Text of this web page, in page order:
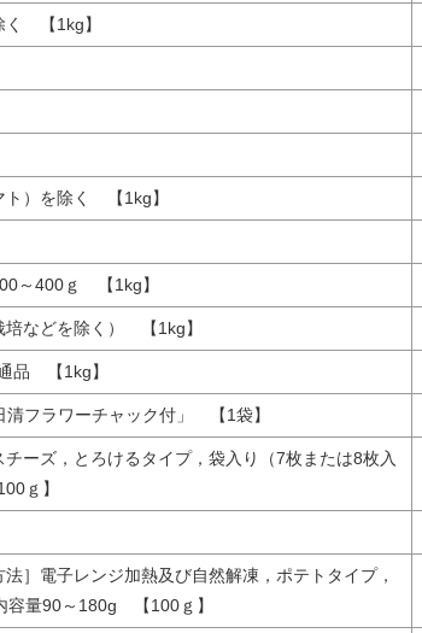
く 【1kg】
ト）を除く 【1kg】
～400ｇ 【1kg】
培などを除く） 【1kg】
品 【1kg】
フラワーチャック付」 【1袋】
ーズ，とろけるタイプ，袋入り（7枚または8枚入
ｇ】
］電子レンジ加熱及び自然解凍，ポテトタイプ，
容量90～180g 【100ｇ】